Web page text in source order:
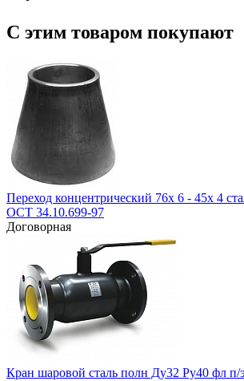
С этим товаром покупают
Переход концентрический 76х 6 - 45х 4
ОСТ 34.10.699-97
Договорная
Кран шаровой сталь полн Ду32 Ру40 фл